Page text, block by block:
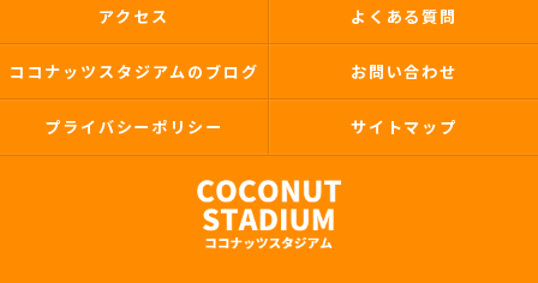
アクセス よくある質問
ココナッツスタジアムのブログ お問い合わせ
プライバシーポリシー サイトマップ